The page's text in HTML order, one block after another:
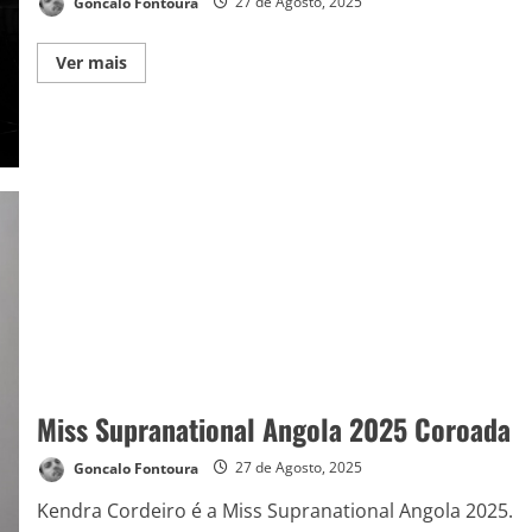
Ver mais
Miss Supranational Angola 2025 Coroada
Goncalo Fontoura 27 de Agosto, 2025
Kendra Cordeiro é a Miss Supranational Angola 2025.